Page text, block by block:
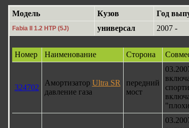
Модель Кузов Год
Fabia II 1.2 HTP (5J) универсал 2007 -
Номер Наименование Сторона
324702
Амортизатор Ultra SR
давление газа
передний
мост